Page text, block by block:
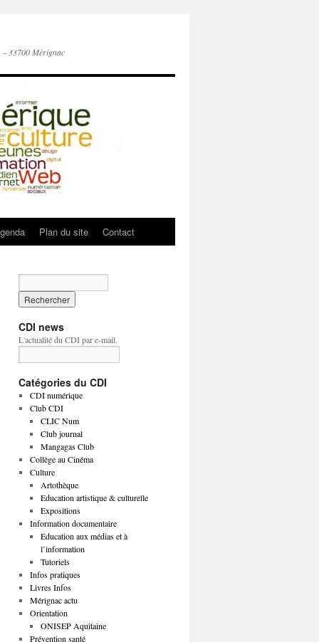
– 33700 Mérignac
Plan du site Contact
CDI news
L'actualité du CDI par e-mail.
Catégories du CDI
CDI numérique
Club CDI
CLIC Num
Club journal
Mangagas Club
Collège au Cinéma
Culture
Artothèque
Education artistique & culturelle
Expositions
Information documentaire
Education aux médias et à
l’information
Tutoriels
Infos pratiques
Livres Infos
Mérignac actu
Orientation
ONISEP Aquitaine
Prévention santé